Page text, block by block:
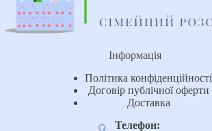
Інформація
Політика конфіденційності
Договір публічної оферти
Доставка
Телефон: